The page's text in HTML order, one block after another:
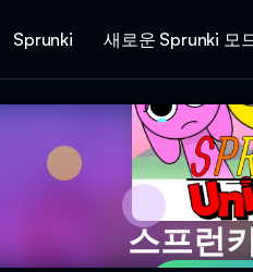
Sprunki 새로운 Sprunki 모
스프런